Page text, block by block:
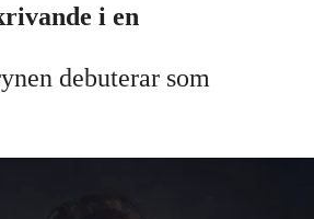
i en
debuterar som